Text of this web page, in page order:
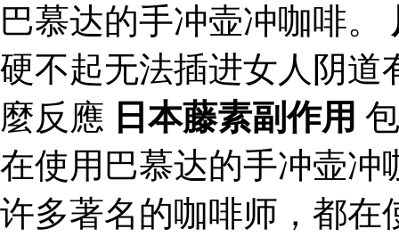
巴慕达的手冲壶冲咖啡。
硬不起无法插进女人阴道
麼反應 日本藤素副作用
在使用巴慕达的手冲壶冲
许多著名的咖啡师，都在